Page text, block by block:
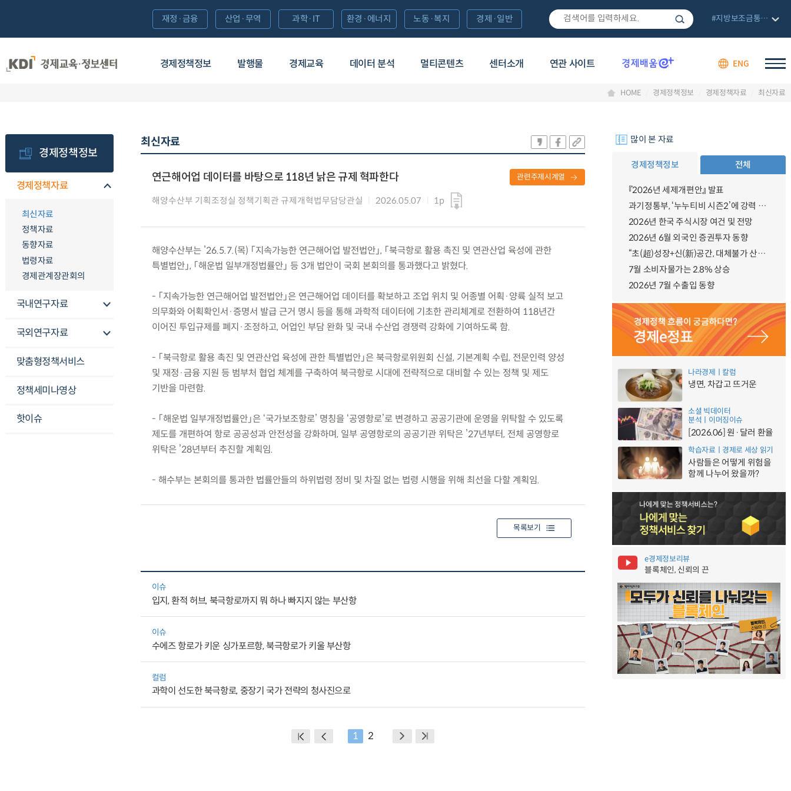
경제정책정보 발행물 경제교육 데이터 분석 멀티콘텐츠 센터소개 연관 사이트 ENG
재정·금융 산업·무역 과학·IT 환경·에너지 노동·복지 경제·일반 #지방보조금통합관리망
HOME 경제정책정보 경제정책자료 최신자료
경제정책정보
경제정책자료
최신자료
정책자료
동향자료
법령자료
경제관계장관회의
국내연구자료
국외연구자료
맞춤형정책서비스
정책세미나영상
핫이슈
최신자료
연근해어업 데이터를 바탕으로 118년 낡은 규제 혁파한다
해양수산부 기획조정실 정책기획관 규제개혁법무담당관실 2026.05.07 1p
관련주제시계열
해양수산부는 ’26.5.7.(목) 「지속가능한 연근해어업 발전법안」, 「북극항로 활용 촉진 및 연관산업 육성에 관한
특별법안」, 「해운법 일부개정법률안」 등 3개 법안이 국회 본회의를 통과했다고 밝혔다.
- 「지속가능한 연근해어업 발전법안」은 연근해어업 데이터를 확보하고 조업 위치 및 어종별 어획·양륙 실적 보고
의무화와 어획확인서·증명서 발급 근거 명시 등을 통해 과학적 데이터에 기초한 관리체계로 전환하여 118년간
이어진 투입규제를 폐지·조정하고, 어업인 부담 완화 및 국내 수산업 경쟁력 강화에 기여하도록 함.
- 「북극항로 활용 촉진 및 연관산업 육성에 관한 특별법안」은 북극항로위원회 신설, 기본계획 수립, 전문인력 양성
및 재정·금융 지원 등 범부처 협업 체계를 구축하여 북극항로 시대에 전략적으로 대비할 수 있는 정책 및 제도
기반을 마련함.
- 「해운법 일부개정법률안」은 ‘국가보조항로’ 명칭을 ‘공영항로’로 변경하고 공공기관에 운영을 위탁할 수 있도록
제도를 개편하여 항로 공공성과 안전성을 강화하며, 일부 공영항로의 공공기관 위탁은 ’27년부터, 전체 공영항로
위탁은 ’28년부터 추진할 계획임.
- 해수부는 본회의를 통과한 법률안들의 하위법령 정비 및 차질 없는 법령 시행을 위해 최선을 다할 계획임.
목록보기
이슈
입지, 환적 허브, 북극항로까지 뭐 하나 빠지지 않는 부산항
이슈
수에즈 항로가 키운 싱가포르항, 북극항로가 키울 부산항
컬럼
과학이 선도한 북극항로, 중장기 국가 전략의 청사진으로
1 2
많이 본 자료
경제정책정보 전체
『2026년 세제개편안』 발표
과기정통부, ‘누누티비 시즌2’에 강력 대응 의지 밝혀
2026년 한국 주식시장 여건 및 전망
2026년 6월 외국인 증권투자 동향
“초(超)성장+신(新)공간, 대체불가 산업강국”
7월 소비자물가는 2.8% 상승
2026년 7월 수출입 동향
나라경제ㅣ칼럼
냉면, 차갑고 뜨거운
소셜 빅데이터
분석ㅣ이머징이슈
[2026.06] 원·달러 환율
학습자료ㅣ경제로 세상 읽기
사람들은 어떻게 위험을
함께 나누어 왔을까?
e경제정보리뷰
블록체인, 신뢰의 끈